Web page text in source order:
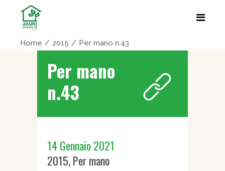
Home 2015 Per mano n.43
Per mano
n.43
14 Gennaio 2021
2015,Per mano